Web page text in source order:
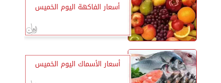
أسعار الفاكهة اليوم الخميس
أسعار الأسماك اليوم الخميس